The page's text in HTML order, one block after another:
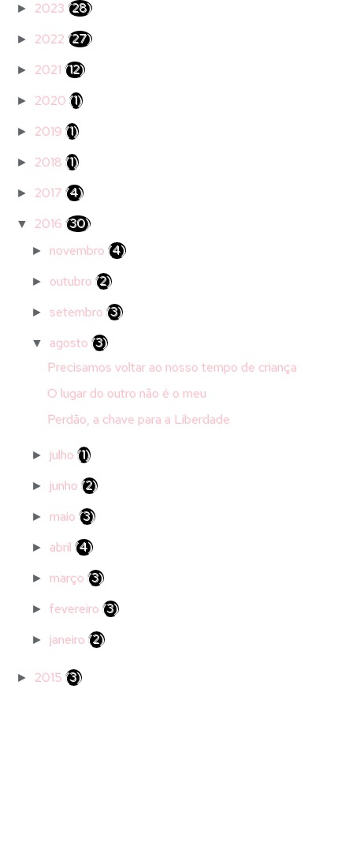
► 2023 (28)
► 2022 (27)
► 2021 (12)
► 2020 (1)
► 2019 (1)
► 2018 (1)
► 2017 (4)
▼ 2016 (30)
►novembro(4)
► outubro(2)
► setembro(3)
▼ agosto(3)
Precisamos voltar ao nosso tempo de criança
O lugar do outro não é o meu
Perdão, a chave para a Liberdade
► julho(1)
► junho(2)
►maio(3)
► abril(4)
►março(3)
►fevereiro(3)
► janeiro(2)
► 2015 (3)